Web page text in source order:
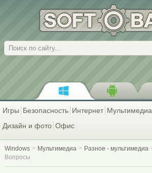
Поиск
Игры Безопасность Интернет Мультимедиа
Дизайн и фото Офис
Windows Мультимедиа Разное - мультимедиа
Вопросы